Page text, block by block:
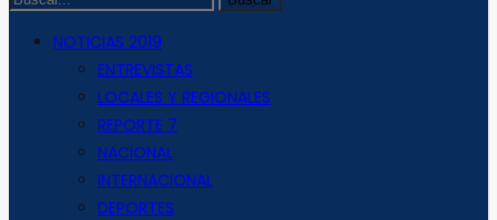
NOTICIAS 2019
ENTREVISTAS
LOCALES Y REGIONALES
REPORTE 7
NACIONAL
INTERNACIONAL
DEPORTES